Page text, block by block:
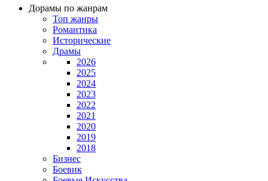
Дорамы по жанрам
Топ жанры
Романтика
Исторические
Драмы
2026
2025
2024
2023
2022
2021
2020
2019
2018
Бизнес
Боевик